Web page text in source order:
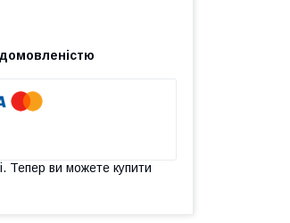
Тепер ви можете купити